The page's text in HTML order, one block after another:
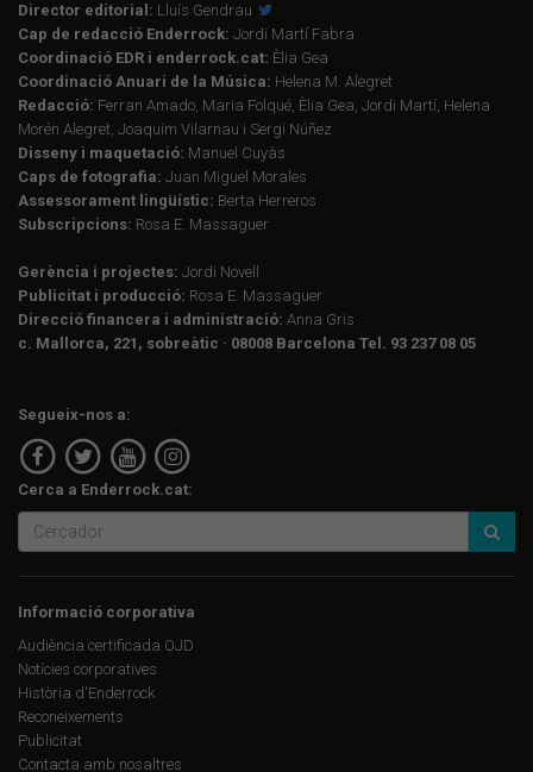
Director editorial: Lluís Gendrau
Cap de redacció Enderrock: Jordi Martí Fabra
Coordinació EDR i enderrock.cat: Èlia Gea
Coordinació Anuari de la Música: Helena M. Alegret
Redacció: Ferran Amado, Maria Folqué, Èlia Gea, Jordi Martí, Helena
Morén Alegret, Joaquim Vilarnau i Sergi Núñez
Disseny i maquetació: Manuel Cuyàs
Caps de fotografia: Juan Miguel Morales
Assessorament lingüístic: Berta Herreros
Subscripcions: Rosa E. Massaguer
Gerència i projectes: Jordi Novell
Publicitat i producció: Rosa E. Massaguer
Direcció financera i administració: Anna Gris
c. Mallorca, 221, sobreàtic · 08008 Barcelona Tel. 93 237 08 05
Segueix-nos a:
Cerca a Enderrock.cat:
Informació corporativa
Audiència certificada OJD
Notícies corporatives
Història d'Enderrock
Reconeixements
Publicitat
Contacta amb nosaltres